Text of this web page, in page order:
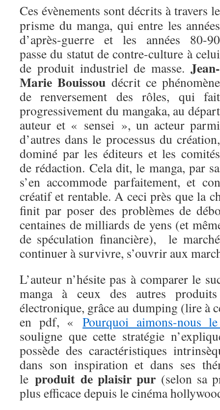
Ces évènements sont décrits à travers le
prisme du manga, qui entre les années
d’après-guerre et les années 80-90
passe du statut de contre-culture à celui
de produit industriel de masse. Jean-
Marie Bouissou décrit ce phénomène
de renversement des rôles, qui fait
progressivement du mangaka, au départ
auteur et « sensei », un acteur parmi
d’autres dans le processus du création,
dominé par les éditeurs et les comités
de rédaction. Cela dit, le manga, par
s’en accommode parfaitement, et
créatif et rentable. A ceci près que la
finit par poser des problèmes de
centaines de milliards de yens (et
de spéculation financière), le
continuer à survivre, s’ouvrir aux
L’auteur n’hésite pas à comparer le
manga à ceux des autres
électronique, grâce au dumping (lire à
en pdf, « Pourquoi aimons-nous
souligne que cette stratégie
possède des caractéristiques
dans son inspiration et dans ses
leproduit de plaisir pur (selon sa
plus efficace depuis le cinéma